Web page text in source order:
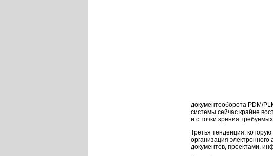
документооборота PDM/
системы сейчас крайне
и с точки зрения
Третья тенденция,
организация
документов, проектами,